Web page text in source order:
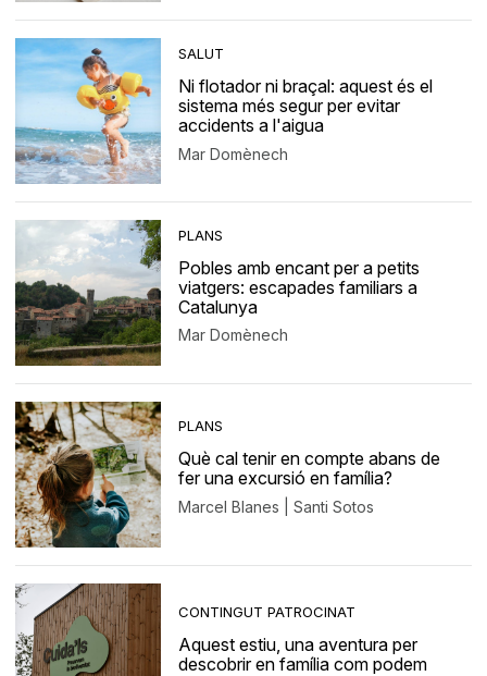
SALUT
Ni flotador ni braçal: aquest és el
sistema més segur per evitar
accidents a l'aigua
Mar Domènech
PLANS
Pobles amb encant per a petits
viatgers: escapades familiars a
Catalunya
Mar Domènech
PLANS
Què cal tenir en compte abans de
fer una excursió en família?
Marcel Blanes | Santi Sotos
CONTINGUT PATROCINAT
Aquest estiu, una aventura per
descobrir en família com podem